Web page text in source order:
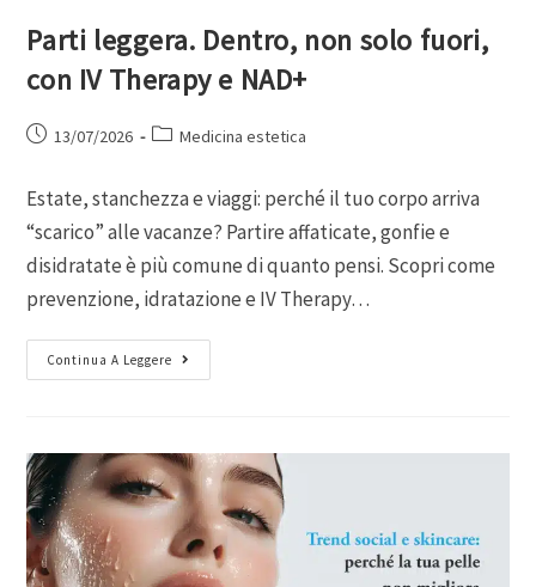
Parti leggera. Dentro, non solo fuori,
con IV Therapy e NAD+
13/07/2026 Medicina estetica
Estate, stanchezza e viaggi: perché il tuo corpo arriva
“scarico” alle vacanze? Partire affaticate, gonfie e
disidratate è più comune di quanto pensi. Scopri come
prevenzione, idratazione e IV Therapy…
Continua A Leggere